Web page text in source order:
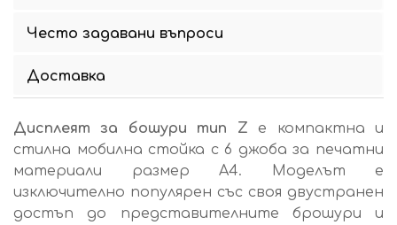
Често задавани въпроси
Доставка
Дисплеят за бошури тип Zе компактна и
стилна мобилна стойка с 6 джоба за печатни
материали размер А4. Моделът е
изключително популярен със своя двустранен
достъп до представителните брошури и